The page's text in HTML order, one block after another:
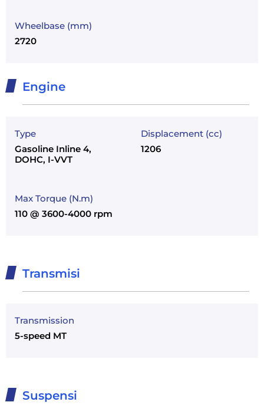
Wheelbase (mm)
2720
Engine
Type
Gasoline Inline 4,
DOHC, I-VVT
Displacement (cc)
1206
Max Torque (N.m)
110 @ 3600-4000 rpm
Transmisi
Transmission
5-speed MT
Suspensi